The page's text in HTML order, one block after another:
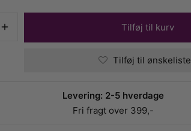
Tilføj til kurv
Tilføj til ønskeliste
Levering: 2-5 hverdage
Fri fragt over 399,-